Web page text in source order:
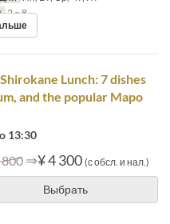
2 ~ 8
Lunch: 7 dishes
and the popular Mapo
13:30
⇒¥ 4 300 (с обсл. и нал.)
Выбрать